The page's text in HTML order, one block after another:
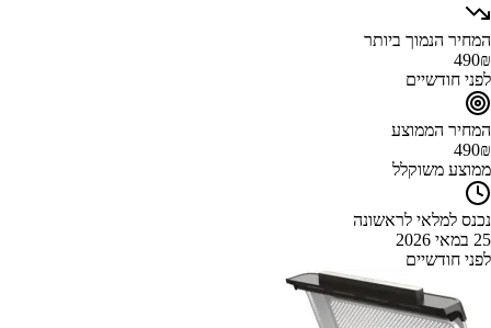
המחיר הנמוך ביותר
490₪
לפני חודשיים
המחיר הממוצע
490₪
ממוצע משוקלל
נכנס למלאי לראשונה
25 במאי 2026
לפני חודשיים